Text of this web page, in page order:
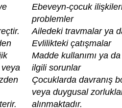
veya
Ebeveyn-çocuk
problemler
Ailedeki travmalar ya
Evlilikteki çatışmalar
Madde kullanımı ya da
ilgili sorunlar
Çocuklarda davranış
veya duygusal
alınmaktadır.